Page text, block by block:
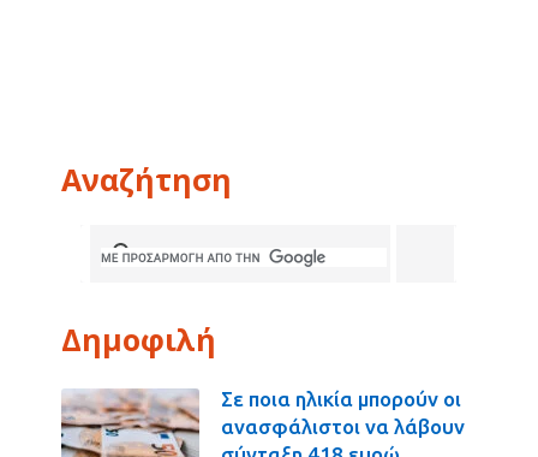
Αναζήτηση
Δημοφιλή
Σε ποια ηλικία μπορούν οι
ανασφάλιστοι να λάβουν